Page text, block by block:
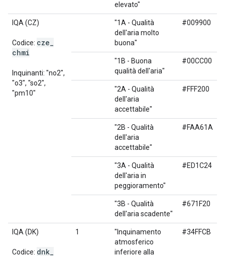
elevato"
IQA (CZ)
Codice: cze
chmi
Inquinanti: "no2",
"o3", "so2",
"pm10"
"1A - Qualità
dell'aria molto
buona"
#009900
"1B - Buona
qualità dell'aria"
#00CC00
"2A - Qualità
dell'aria
accettabile"
#FFF200
"2B - Qualità
dell'aria
accettabile"
#FAA61A
"3A - Qualità
dell'aria in
peggioramento"
#ED1C24
"3B - Qualità
dell'aria scadente"
#671F20
IQA (DK)
Codice: dnk
1
"Inquinamento
atmosferico
inferiore alla
#34FFCB